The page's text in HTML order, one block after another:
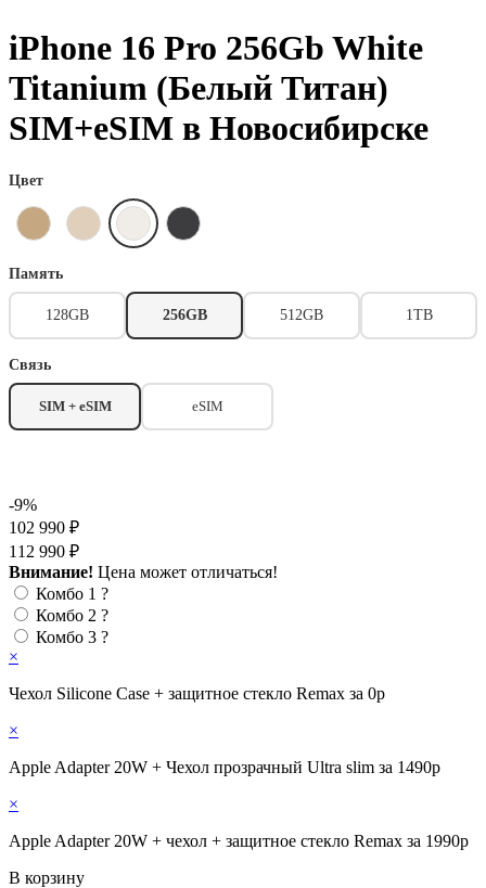
iPhone 16 Pro 256Gb White
Titanium (Белый Титан)
SIM+eSIM в Новосибирске
Цвет
Память
128GB 256GB 512GB 1TB
Связь
SIM + eSIM eSIM
-9%
102 990 ₽
112 990 ₽
Внимание! Цена может отличаться!
Комбо 1 ?
Комбо 2 ?
Комбо 3 ?
×
Чехол Silicone Case + защитное стекло Remax за 0р
×
Apple Adapter 20W + Чехол прозрачный Ultra slim за 1490р
×
Apple Adapter 20W + чехол + защитное стекло Remax за 1990р
В корзину